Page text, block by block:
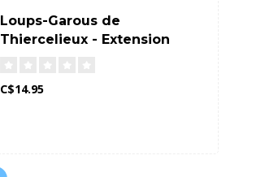
Loups-Garous de
Thiercelieux - Extension
C$14.95